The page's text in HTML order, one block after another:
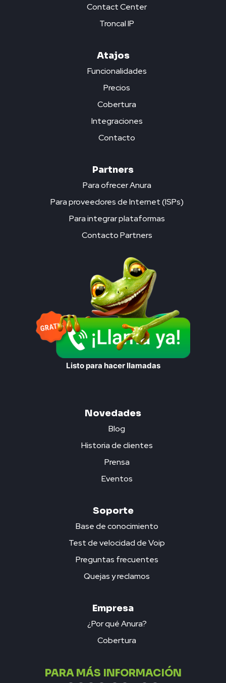
Contact Center
Troncal IP
Atajos
Funcionalidades
Precios
Cobertura
Integraciones
Contacto
Partners
Para ofrecer Anura
Para proveedores de Internet (ISPs)
Para integrar plataformas
Contacto Partners
Listo para hacer llamadas
Novedades
Blog
Historia de clientes
Prensa
Eventos
Soporte
Base de conocimiento
Test de velocidad de Voip
Preguntas frecuentes
Quejas y reclamos
Empresa
¿Por qué Anura?
Cobertura
PARA MÁS INFORMACIÓN